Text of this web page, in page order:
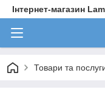
Інтернет-магазин
Товари та